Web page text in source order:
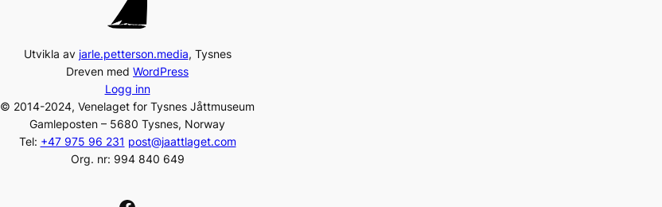
Utvikla av jarle.petterson.media, Tysnes
Dreven med WordPress
Logg inn
© 2014-2024, Venelaget for Tysnes Jåttmuseum
Gamleposten – 5680 Tysnes, Norway
Tel: +47 975 96 231 post@jaattlaget.com
Org. nr: 994 840 649